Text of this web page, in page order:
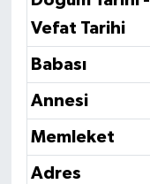
Vefat Tarihi
Babası
Annesi
Memleket
Adres